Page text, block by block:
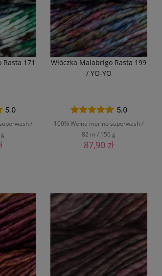
Rasta 171
/
5.0
Włóczka Malabrigo Rasta 199
/ YO-YO
100% Wełna merino superwash /
82 m / 150 g
5.0
87,90 zł